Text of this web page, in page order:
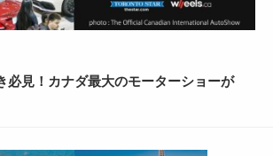
必見！カナダ最大のモーターショーが